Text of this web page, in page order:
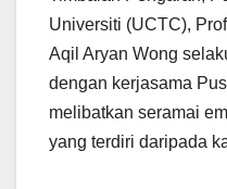
Universiti (UCTC),
Aqil Aryan Wong
dengan kerjasama
melibatkan seramai
yang terdiri daripada